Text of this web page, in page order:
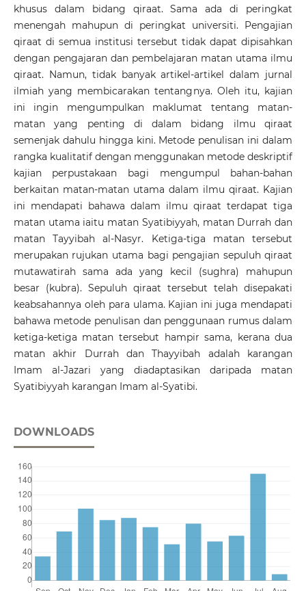
khusus dalam bidang qiraat. Sama ada di peringkat
menengah mahupun di peringkat universiti. Pengajian
qiraat di semua institusi tersebut tidak dapat dipisahkan
dengan pengajaran dan pembelajaran matan utama ilmu
qiraat. Namun, tidak banyak artikel-artikel dalam jurnal
ilmiah yang membicarakan tentangnya. Oleh itu, kajian
ini ingin mengumpulkan maklumat tentang matan-
matan yang penting di dalam bidang ilmu qiraat
semenjak dahulu hingga kini. Metode penulisan ini dalam
rangka kualitatif dengan menggunakan metode deskriptif
kajian perpustakaan bagi mengumpul bahan-bahan
berkaitan matan-matan utama dalam ilmu qiraat. Kajian
ini mendapati bahawa dalam ilmu qiraat terdapat tiga
matan utama iaitu matan Syatibiyyah, matan Durrah dan
matan Tayyibah al-Nasyr. Ketiga-tiga matan tersebut
merupakan rujukan utama bagi pengajian sepuluh qiraat
mutawatirah sama ada yang kecil (sughra) mahupun
besar (kubra). Sepuluh qiraat tersebut telah disepakati
keabsahannya oleh para ulama. Kajian ini juga mendapati
bahawa metode penulisan dan penggunaan rumus dalam
ketiga-ketiga matan tersebut hampir sama, kerana dua
matan akhir Durrah dan Thayyibah adalah karangan
Imam al-Jazari yang diadaptasikan daripada matan
Syatibiyyah karangan Imam al-Syatibi.
DOWNLOADS